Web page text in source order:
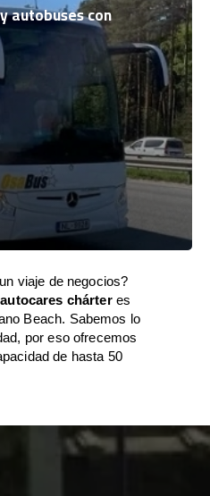
autobuses con
viaje de negocios?
autocares chárteres
Beach. Sabemos lo
por eso ofrecemos
de hasta 50